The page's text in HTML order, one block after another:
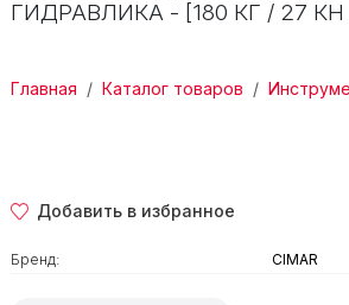
ГИДРАВЛИКА - [180 КГ / 27 КН
Главная Каталог товаров
Добавить в избранное
Бренд: CIMAR